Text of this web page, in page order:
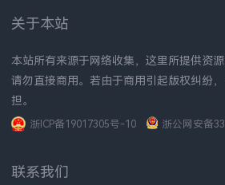
关于本站
本站所有来源于网络收集，这里所提供资
请勿直接商用。若由于商用引起版权纠纷
担。
浙ICP备19017305号-10 浙公网安备
联系我们